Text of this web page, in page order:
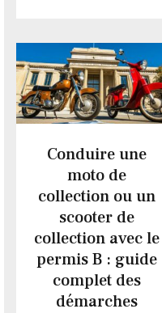
Conduire une
moto de
collection ou un
scooter de
collection avec le
permis B : guide
complet des
démarches